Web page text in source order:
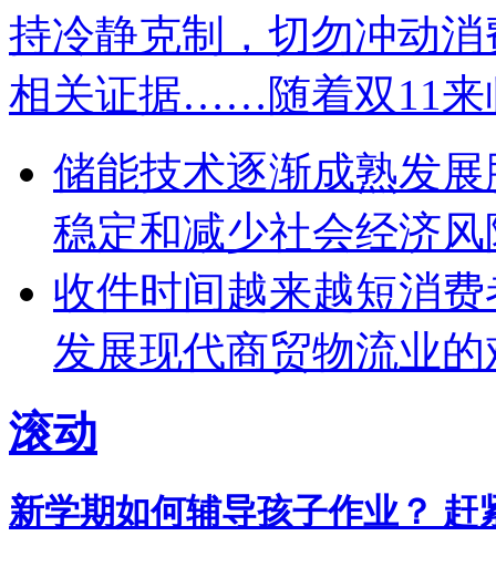
持冷静克制，切勿冲动
相关证据……随着双11来
储能技术逐渐成熟发
稳定和减少社会经济风
收件时间越来越短消
发展现代商贸物流业
滚动
新学期如何辅导孩子作业？